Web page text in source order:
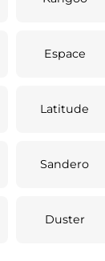
Espace
Latitude
Sandero
Duster